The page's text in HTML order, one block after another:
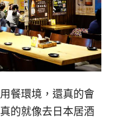
餐環境，還真的會
的就像去日本居酒